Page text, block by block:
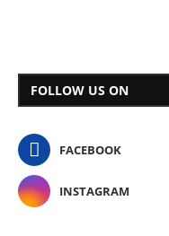
FOLLOW US ON
FACEBOOK
INSTAGRAM